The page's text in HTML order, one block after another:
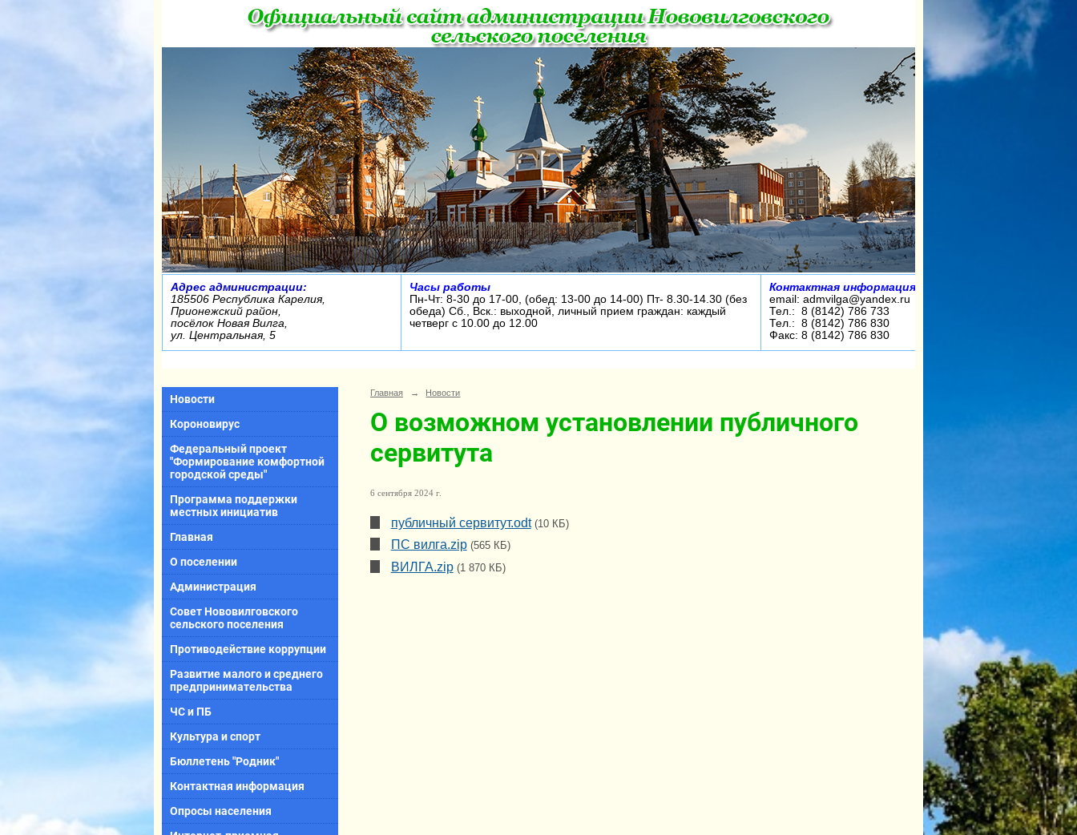
Адрес администрации:
185506 Республика Карелия,
Прионежский район,
посёлок Новая Вилга,
ул. Центральная, 5
Часы работы
Пн-Чт: 8-30 до 17-00, (обед: 13-00 до 14-00) Пт- 8.30-14.30 (без
обеда) Сб., Вск.: выходной, личный прием граждан: каждый
четверг с 10.00 до 12.00
Контактная информация:
email: admvilga@yandex.ru
Тел.: 8 (8142) 786 733
Тел.: 8 (8142) 786 830
Факс: 8 (8142) 786 830
Новости
Короновирус
Федеральный проект
"Формирование комфортной
городской среды"
Программа поддержки
местных инициатив
Главная
О поселении
Администрация
Совет Нововилговского
сельского поселения
Противодействие коррупции
Развитие малого и среднего
предпринимательства
ЧС и ПБ
Культура и спорт
Бюллетень "Родник"
Контактная информация
Опросы населения
Главная → Новости
О возможном установлении публичного
сервитута
6 сентября 2024 г.
публичный сервитут.odt (10 КБ)
ПС вилга.zip (565 КБ)
ВИЛГА.zip (1 870 КБ)